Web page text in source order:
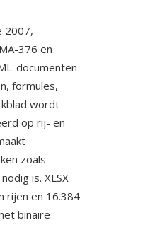
2007,
376 en
documenten
formules,
wordt
op rij- en
zoals
is. XLSX
rijen en 16.384
binaire